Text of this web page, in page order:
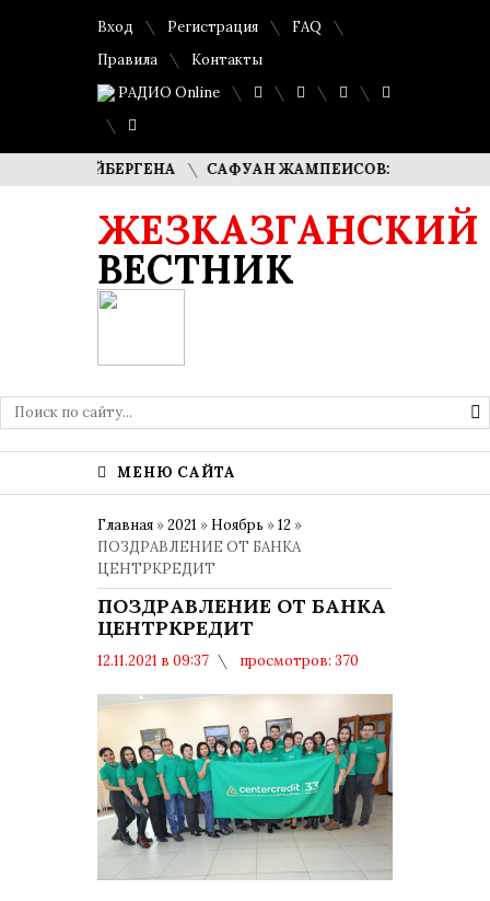
Вход Регистрация
FAQ
Правила
Контакты
РАДИО Online
КУДАЙБЕРГЕНА САФУАН ЖАМПЕИСОВ: «МЫ ХОТИМ
ЖЕЗКАЗГАНСКИЙ
ВЕСТНИК
МЕНЮ САЙТА
Главная »2021 » Ноябрь »12 »
ПОЗДРАВЛЕНИЕ ОТ БАНКА
ЦЕНТРКРЕДИТ
ПОЗДРАВЛЕНИЕ ОТ БАНКА
ЦЕНТРКРЕДИТ
12.11.2021 в 09:37
просмотров: 370